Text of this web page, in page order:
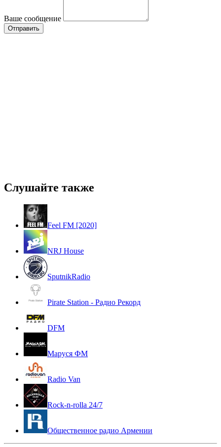
Ваше сообщение
Слушайте также
Feel FM [2020]
NRJ House
SputnikRadio
Pirate Station - Радио Рекорд
DFM
Маруся ФМ
Radio Van
Rock-n-rolla 24/7
Общественное радио Армении